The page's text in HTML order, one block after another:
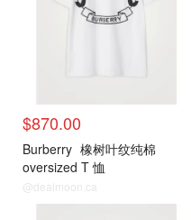
$870.00
Burberry 橡树叶纹纯棉
oversized T 恤
@dealmoon.ca